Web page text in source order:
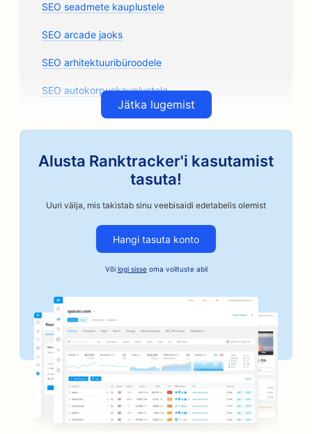
SEO seadmete kauplustele
SEO arcade jaoks
SEO arhitektuuribüroodele
SEO autokorpuskauplustele
SEO autoosade kauplustele
SEO autoremonditöökodadele
SEO käsitöönduslikele kohviröstritele
SEO kautsjoniteenuste jaoks
SEO juuksuripoodidele
SEO pankadele
SEO raamatupoodidele
SEO grillimisvõimaluste jaoks
SEO lauamängude kohvikutele
Jätka lugemist
Alusta Ranktracker'i kasutamist
tasuta!
Uuri välja, mis takistab sinu veebisaidi edetabelis olemist
Hangi tasuta konto
Või logi sisseoma volituste abil